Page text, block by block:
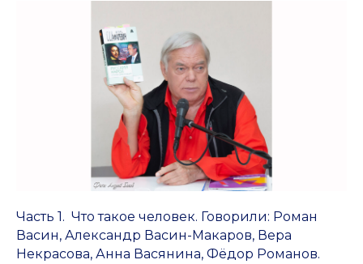
Часть 1. Что такое человек. Говорили: Роман
Васин, Александр Васин-Макаров, Вера
Некрасова, Анна Васянина, Фёдор Романов.